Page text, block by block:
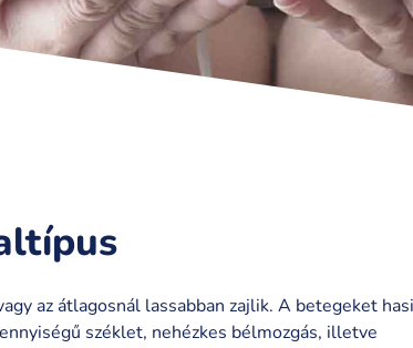
az átlagosnál lassabban zajlik. A betegeket hasi
széklet, nehézkes bélmozgás, illetve